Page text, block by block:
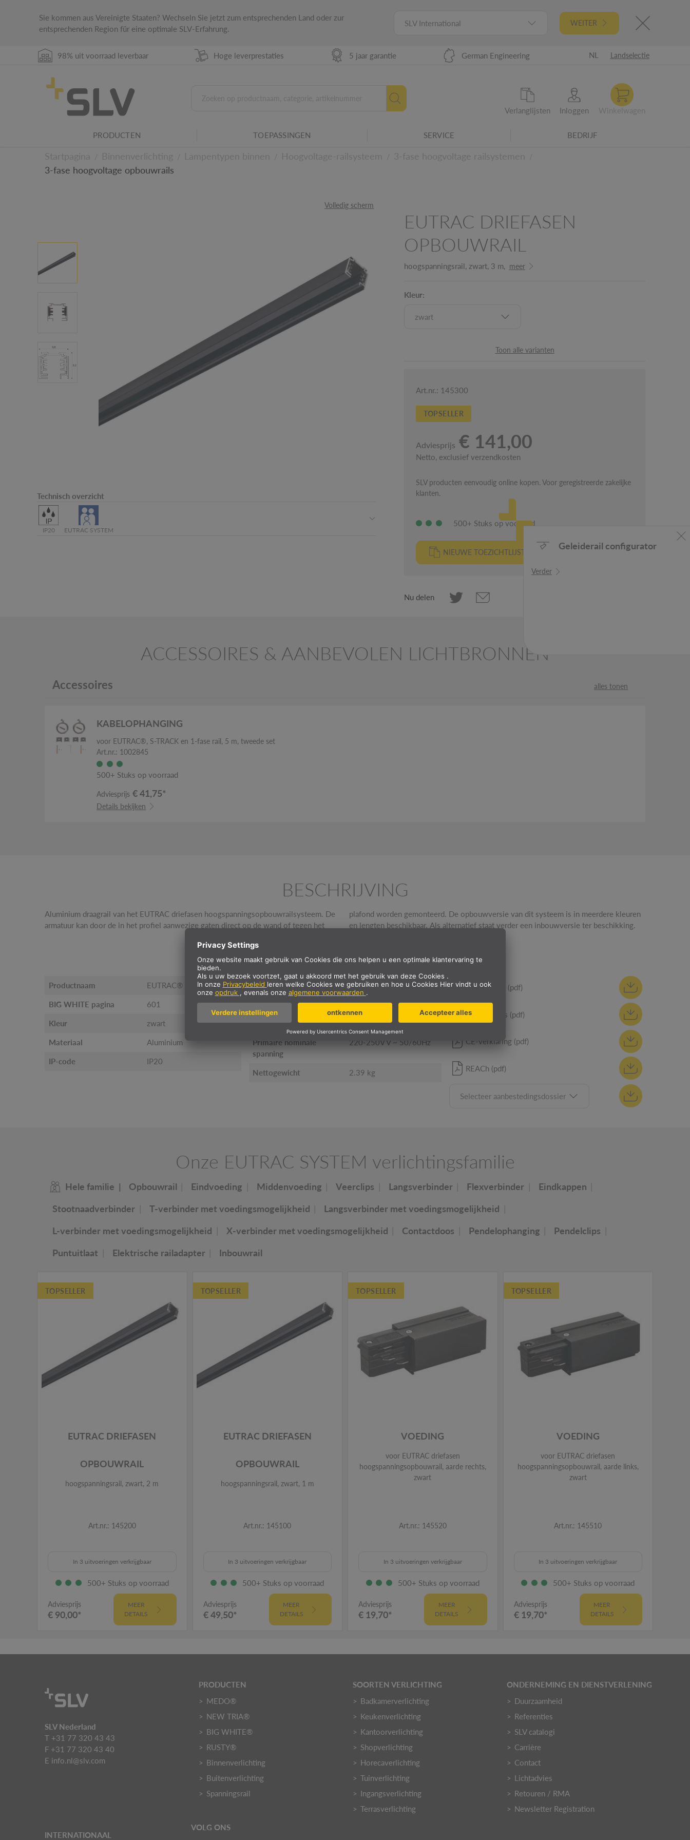
Sie kommen aus Vereinigte Staaten? Wechseln Sie jetzt zum entsprechenden Land oder zur
entsprechenden Region für eine optimale SLV-Erfahrung.
SLV International WEITER
98% uit voorraad leverbaar Hoge leverprestaties 5 jaar garantie German Engineering NL Landselectie
Verlanglijsten Inloggen
PRODUCTEN TOEPASSINGEN SERVICE BEDRIJF
3-fase hoogvoltage opbouwrails
Volledig scherm
Technisch overzicht
IP20 EUTRAC SYSTEM
IP-beschermingsklasse
De IP-klasse geeft de geschiktheid van elektrische bedrijfsmiddelen aan voor
EUTRAC DRIEFASEN
OPBOUWRAIL
hoogspanningsrail, zwart, 3 m, meer
Kleur:
zwart
Toon alle varianten
Art.nr.: 145300
TOPSELLER
Adviesprijs € 141,00
Netto, exclusief verzendkosten
SLV producten eenvoudig online kopen. Voor geregistreerde zakelijke
klanten.
500+ Stuks op voorraad
NIEUWE TOEZICHTLIJST
Nu delen
ACCESSOIRES & AANBEVOLEN LICHTBRONNEN
Accessoires alles tonen
KABELOPHANGING
voor EUTRAC®, S-TRACK en 1-fase rail, 5 m, tweede set
Art.nr.: 1002845
500+ Stuks op voorraad
Adviesprijs € 41,75*
Details bekijken
BESCHRIJVING
Aluminium draagrail van het EUTRAC driefasen hoogspanningsopbouwrailsysteem. De
armatuur kan door de in het profiel aanwezige gaten direct op de wand of tegen het
plafond worden gemonteerd. De opbouwversie van dit systeem is in meerdere kleuren
en lengten beschikbaar. Als alternatief staat verder een inbouwversie ter beschikking.
TECHNISCHE SPECIFICATIES
Productnaam EUTRAC®
BIG WHITE pagina 601
Kleur zwart
Materiaal Aluminium
IP-code IP20
Lengte 300 cm
Breedte 3.6 cm
Hoogte 3.2 cm
Primaire nominale
spanning
220-250V V ~ 50/60Hz
Nettogewicht 2.39 kg
Handleiding (pdf)
Specificaties (pdf)
CE-verklaring (pdf)
REACh (pdf)
Selecteer aanbestedingsdossier
Onze EUTRAC SYSTEM verlichtingsfamilie
Hele familie Opbouwrail Eindvoeding Middenvoeding Veerclips Langsverbinder Flexverbinder
Eindkappen
Stootnaadverbinder
T-verbinder met voedingsmogelijkheid
Langsverbinder met voedingsmogelijkheid
L-verbinder met voedingsmogelijkheid
X-verbinder met voedingsmogelijkheid Contactdoos Pendelophanging
Pendelclips
Puntuitlaat
Elektrische railadapter Inbouwrail
TOPSELLER
EUTRAC DRIEFASEN
OPBOUWRAIL
hoogspanningsrail, zwart, 2 m
Art.nr.: 145200
In 3 uitvoeringen verkrijgbaar
500+ Stuks op voorraad
Adviesprijs
€ 90,00*
MEER
DETAILS
TOPSELLER
EUTRAC DRIEFASEN
OPBOUWRAIL
hoogspanningsrail, zwart, 1 m
Art.nr.: 145100
In 3 uitvoeringen verkrijgbaar
500+ Stuks op voorraad
Adviesprijs
€ 49,50*
MEER
DETAILS
TOPSELLER
VOEDING
voor EUTRAC driefasen
hoogspanningsopbouwrail, aarde rechts,
zwart
Art.nr.: 145520
In 3 uitvoeringen verkrijgbaar
500+ Stuks op voorraad
Adviesprijs
€ 19,70*
MEER
DETAILS
TOPSELLER
VOEDING
voor EUTRAC driefasen
hoogspanningsopbouwrail, aarde links,
zwart
Art.nr.: 145510
In 3 uitvoeringen verkrijgbaar
500+ Stuks op voorraad
Adviesprijs
€ 19,70*
MEER
DETAILS
GEREEDSCHAP
Geleiderail
SLV Nederland
T +31 77 320 43 43
F +31 77 320 43 40
E info.nl@slv.com
PRODUCTEN
MEDO®
NEW TRIA®
BIG WHITE®
RUSTY®
Binnenverlichting
Buitenverlichting
Spanningsrail
SOORTEN VERLICHTING
Badkamerverlichting
Keukenverlichting
Kantoorverlichting
Shopverlichting
Horecaverlichting
Tuinverlichting
Ingangsverlichting
Terrasverlichting
ONDERNEMING EN DIENSTVERLENING
Duurzaamheid
Referenties
SLV catalogi
Carrière
Contact
Lichtadvies
Retouren / RMA
Newsletter Registration
INTERNATIONAAL
VOLG ONS